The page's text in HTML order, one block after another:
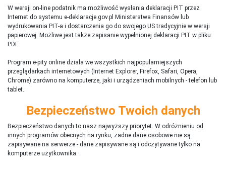
W wersji on-line podatnik ma możliwość wysłania deklaracji PIT przez
Internet do systemu e-deklaracje.gov.pl Ministerstwa Finansów lub
wydrukowania PIT-a i dostarczenia go do swojego US tradycyjnie w wersji
papierowej. Możliwe jest także zapisanie wypełnionej deklaracji PIT w pliku
PDF.
Program e-pity online działa we wszystkich najpopularniejszych
przeglądarkach internetowych (Internet Explorer, Firefox, Safari, Opera,
Chrome) zarówno na komputerze, jaki i urządzeniach mobilnych - telefon lub
tablet..
Bezpieczeństwo Twoich danych
Bezpieczeństwo danych to nasz najwyższy priorytet. W odróżnieniu od
innych programów obecnych na rynku, żadne dane osobowe nie są
zapisywane na serwerze - dane zapisywane są i odczytywane tylko na
komputerze użytkownika.